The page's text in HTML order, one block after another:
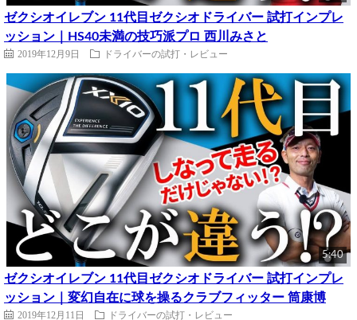
ゼクシオイレブン 11代目ゼクシオドライバー 試打インプレ
ッション｜HS40未満の技巧派プロ 西川みさと
2019年12月9日 ドライバーの試打・レビュー
5:40
ゼクシオイレブン 11代目ゼクシオドライバー 試打インプレ
ッション｜変幻自在に球を操るクラブフィッター 筒康博
2019年12月11日 ドライバーの試打・レビュー